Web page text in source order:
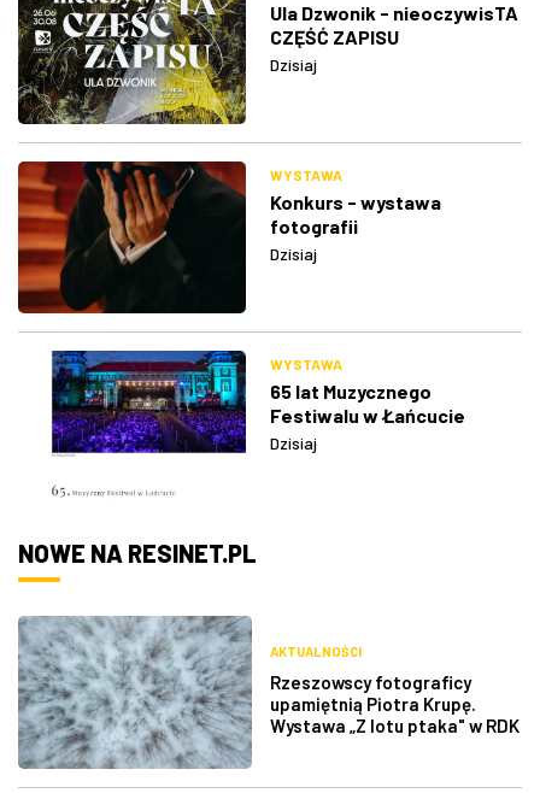
Ula Dzwonik - nieoczywisTA
CZĘŚĆ ZAPISU
Dzisiaj
WYSTAWA
Konkurs - wystawa
fotografii
Dzisiaj
WYSTAWA
65 lat Muzycznego
Festiwalu w Łańcucie
Dzisiaj
NOWE NA RESINET.PL
AKTUALNOŚCI
Rzeszowscy fotograficy
upamiętnią Piotra Krupę.
Wystawa „Z lotu ptaka" w RDK